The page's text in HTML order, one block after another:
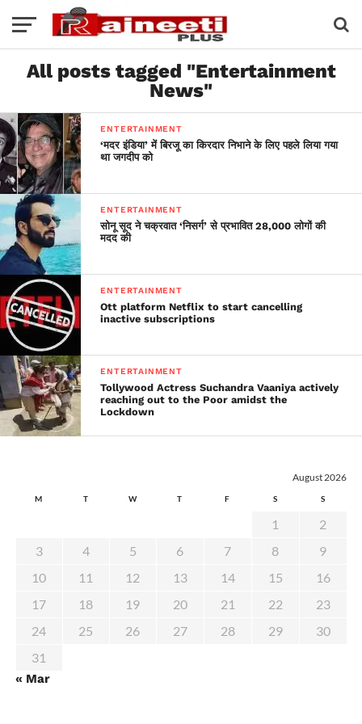
All posts tagged "Entertainment
News"
ENTERTAINMENT
‘मदर इंडिया’ में बिरजू का किरदार निभाने के लिए पहले लिया गया
था जगदीप को
ENTERTAINMENT
सोनू सूद ने चक्रवात ‘निसर्ग’ से प्रभावित 28,000 लोगों की
मदद की
ENTERTAINMENT
Ott platform Netflix to start cancelling
inactive subscriptions
ENTERTAINMENT
Tollywood Actress Suchandra Vaaniya actively
reaching out to the Poor amidst the
Lockdown
August 2026
M T W T F S S
1
2
3
4 5 6 7 8
9
10
11 12 13 14 15
16
17
18 19 20 21 22
23
24
25 26 27 28 29
30
31
« Mar